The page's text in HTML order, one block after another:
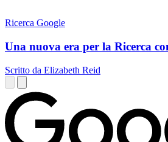
Ricerca Google
Una nuova era per la Ricerca
Scritto da Elizabeth Reid